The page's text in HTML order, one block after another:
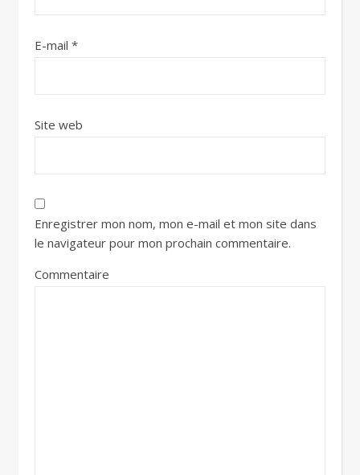
E-mail *
Site web
Enregistrer mon nom, mon e-mail et mon site dans
le navigateur pour mon prochain commentaire.
Commentaire